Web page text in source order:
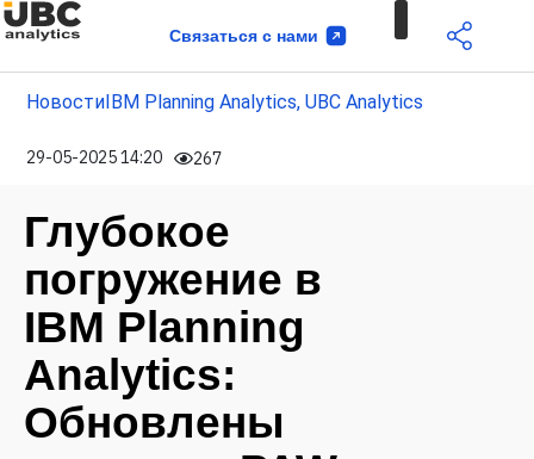
Связаться с нами
НовостиIBM Planning Analytics,UBC Analytics
29-05-2025 14:20 267
Глубокое
погружение в
IBM Planning
Analytics:
Обновлены